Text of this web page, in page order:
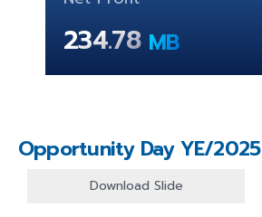
234.78 MB
Opportunity DayYE/2025
Download Slide